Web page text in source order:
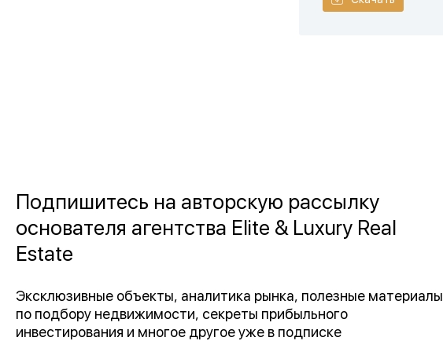
Подпишитесь на авторскую рассылку
основателя агентства Elite & Luxury Real
Estate
Эксклюзивные объекты, аналитика рынка, полезные материалы
по подбору недвижимости, секреты прибыльного
инвестирования и многое другое уже в подписке